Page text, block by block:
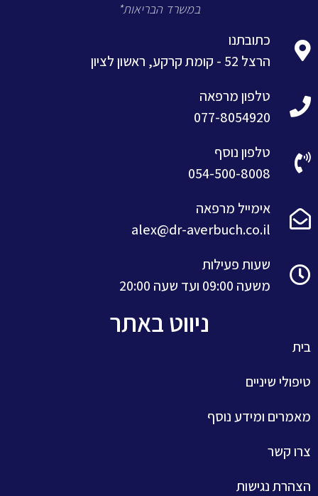
במשרד הבריאות*
כתובתנו
הרצל 52 - קומת קרקע, ראשון לציון
טלפון מרפאה
077-8054920
טלפון נוסף
054-500-8008
אימייל מרפאה
alex@dr-averbuch.co.il
שעות פעילות
משעה 09:00 ועד שעה 20:00
ניווט באתר
בית
טיפולי שיניים
מאמרים ומידע נוסף
צרו קשר
הצהרת נגישות